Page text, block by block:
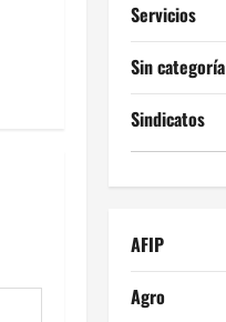
Servicios
Sin categoría
Sindicatos
AFIP
Agro